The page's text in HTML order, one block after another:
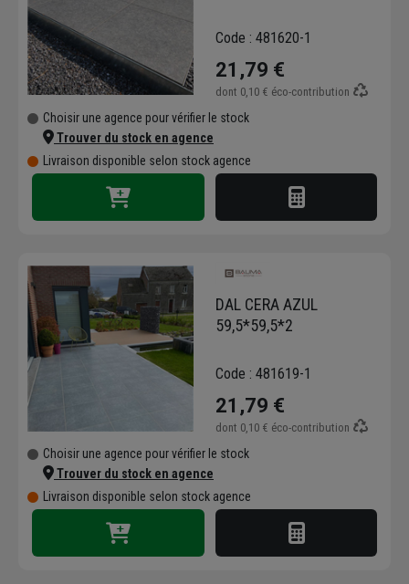
Code : 481620-1
21,79 €
dont 0,10 € éco-contribution
Choisir une agence pour vérifier le stock
Trouver du stock en agence
Livraison disponible selon stock agence
DAL CERA AZUL
59,5*59,5*2
Code : 481619-1
21,79 €
dont 0,10 € éco-contribution
Choisir une agence pour vérifier le stock
Trouver du stock en agence
Livraison disponible selon stock agence